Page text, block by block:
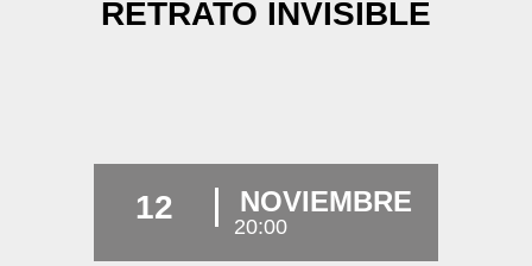
RETRATO INVISIBLE
12 NOVIEMBRE
20:00